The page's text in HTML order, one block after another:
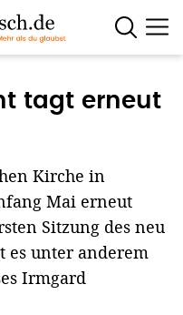
tagt erneut
Kirche in
Mai erneut
Sitzung des neu
es unter anderem
Irmgard